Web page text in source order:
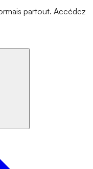
partout. Accédez